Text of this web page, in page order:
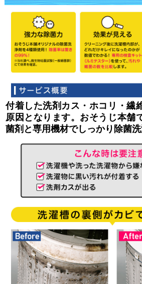
付着した洗剤カス・ホコリ・繊
原因となります。おそうじ本舗
菌剤と専用機材でしっかり除菌洗